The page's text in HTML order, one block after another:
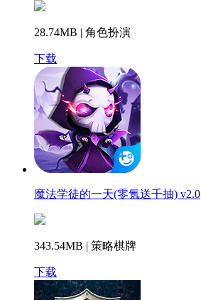
28.74MB | 角色扮演
下载
魔法学徒的一天(零氪送千抽) v2.0
343.54MB | 策略棋牌
下载